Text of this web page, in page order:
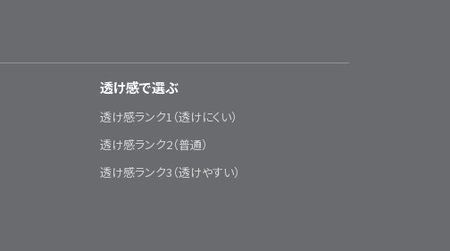
透け感で選ぶ
透け感ランク1（透けにくい）
透け感ランク2（普通）
透け感ランク3（透けやすい）